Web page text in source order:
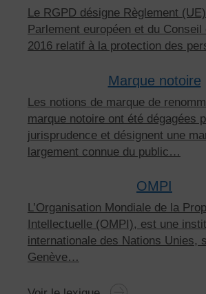
Le RGPD désigne Règlement
Parlement européen et du Conseil
2016 relatif à la protection des
Marque notoire
Les notions de marque de
marque notoire ont été dégagées
jurisprudence et désignent une
largement connue du public…
OMPI
L’Organisation Mondiale de la
Intellectuelle (OMPI), est une
internationale des Nations Unies,
Genève…